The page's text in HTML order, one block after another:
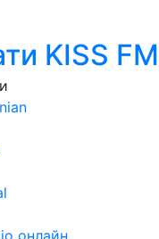
KISS FM
онлайн